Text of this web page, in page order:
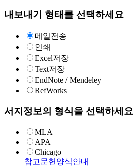
내보내기 형태를 선택하세요
메일전송
인쇄
Excel저장
Text저장
EndNote / Mendeley
RefWorks
서지정보의 형식을 선택하세요
MLA
APA
Chicago
참고문헌양식안내